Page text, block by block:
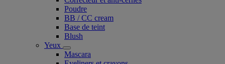
Poudre
BB / CC cream
Base de teint
Blush
Yeux
Mascara